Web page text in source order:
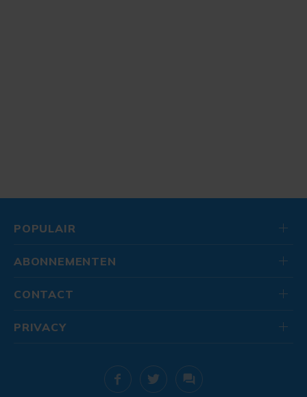
POPULAIR
ABONNEMENTEN
CONTACT
PRIVACY